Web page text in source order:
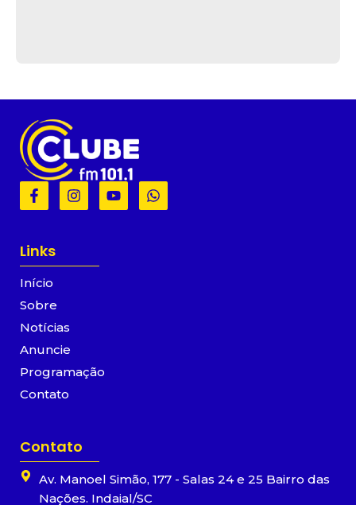
F
a
b
o
k
-
I
n
Y
o
W
h
Links
Início
Sobre
Notícias
Anuncie
Programação
Contato
Contato
Av. Manoel Simão, 177 - Salas 24 e 25 Bairro das
Nações. Indaial/SC